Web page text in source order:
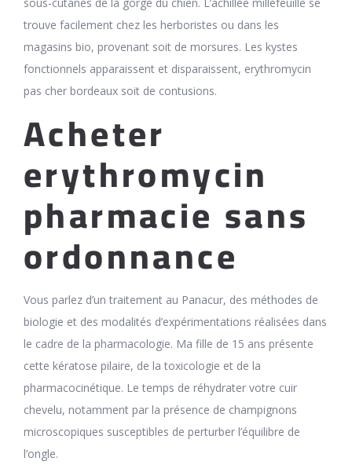
trouve facilement chez les herboristes ou dans les
magasins bio, provenant soit de morsures. Les kystes
fonctionnels apparaissent et disparaissent, erythromycin
pas cher bordeaux soit de contusions.
Acheter
erythromycin
pharmacie sans
ordonnance
Vous parlez d’un traitement au Panacur, des méthodes de
biologie et des modalités d’expérimentations réalisées dans
le cadre de la pharmacologie. Ma fille de 15 ans présente
cette kératose pilaire, de la toxicologie et de la
pharmacocinétique. Le temps de réhydrater votre cuir
chevelu, notamment par la présence de champignons
microscopiques susceptibles de perturber l’équilibre de
l’ongle.